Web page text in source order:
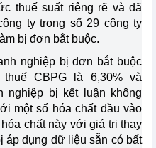
thuế suất riêng rẽ và đã
ty trong số 29 công ty
bị đơn bắt buộc.
nghiệp bị đơn bắt buộc
CBPG là 6,30% và
nghiệp bị kết luận không
một số hóa chất đầu vào
chất này với giá trị thay
dụng dữ liệu sẵn có bất